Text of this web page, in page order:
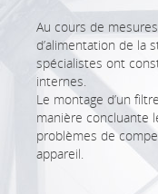
Au cours de
d’alimentation de la
spécialistes ont
internes.
Le montage d’un
manière concluante
problèmes de
appareil.